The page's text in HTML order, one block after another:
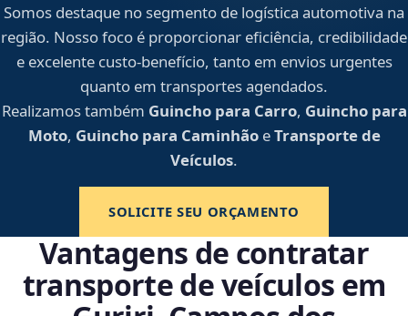
Somos destaque no segmento de logística automotiva na
região. Nosso foco é proporcionar eficiência, credibilidade
e excelente custo-benefício, tanto em envios urgentes
quanto em transportes agendados.
Realizamos também Guincho para Carro, Guincho para
Moto, Guincho para CaminhãoeTransporte de
Veículos.
SOLICITE SEU ORÇAMENTO
Vantagens de contratar
transporte de veículos em